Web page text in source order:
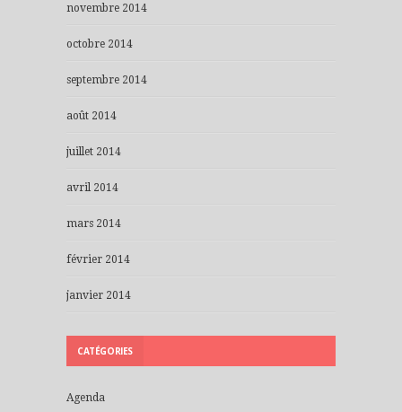
novembre 2014
octobre 2014
septembre 2014
août 2014
juillet 2014
avril 2014
mars 2014
février 2014
janvier 2014
CATÉGORIES
Agenda